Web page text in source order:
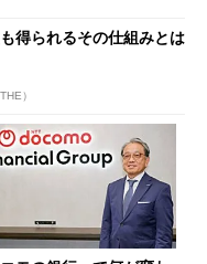
得られるその仕組みとは
）